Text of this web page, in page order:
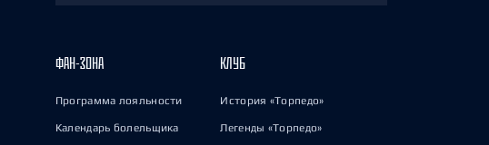
ФАН-ЗОНА
Программа лояльности
Календарь болельщика
КЛУБ
История «Торпедо»
Легенды «Торпедо»